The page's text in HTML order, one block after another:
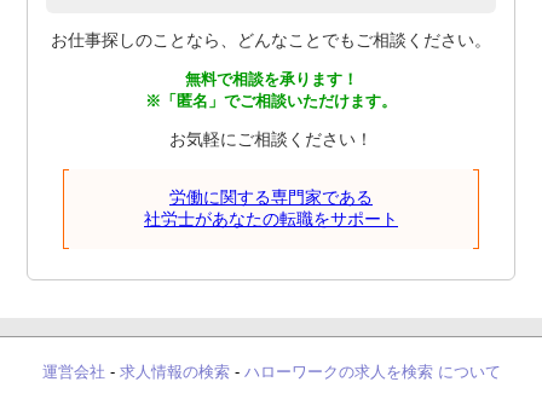
お仕事探しのことなら、どんなことでもご相談ください。
無料で相談を承ります！
※「匿名」でご相談いただけます。
お気軽にご相談ください！
労働に関する専門家である
社労士があなたの転職をサポート
運営会社 - 求人情報の検索- ハローワークの求人を検索 について